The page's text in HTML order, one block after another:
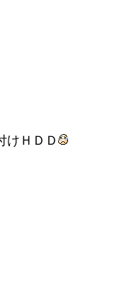
けＨＤＤ